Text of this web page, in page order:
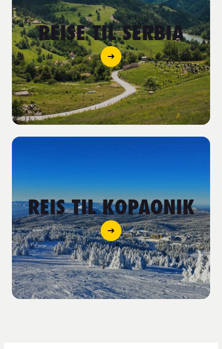
REISE TIL SERBIA
REIS TIL KOPAONIK